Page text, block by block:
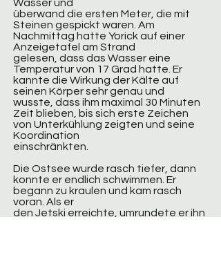
Wasser und
überwand die ersten Meter, die mit
Steinen gespickt waren. Am
Nachmittag hatte Yorick auf einer
Anzeigetafel am Strand
gelesen, dass das Wasser eine
Temperatur von 17 Grad hatte. Er
kannte die Wirkung der Kälte auf
seinen Körper sehr genau und
wusste, dass ihm maximal 30 Minuten
Zeit blieben, bis sich erste Zeichen
von Unterkühlung zeigten und seine
Koordination
einschränkten.
Die Ostsee wurde rasch tiefer, dann
konnte er endlich schwimmen. Er
begann zu kraulen und kam rasch
voran. Als er
den Jetski erreichte, umrundete er ihn